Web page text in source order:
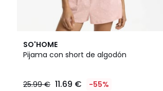
SO'HOME
Pijama con short de algodón
25.99 € 11.69 € -55%
5
/
2
Colores